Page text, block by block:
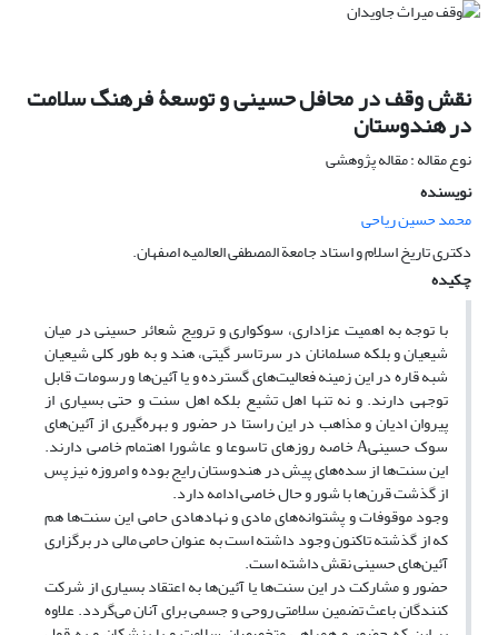
نقش وقف در محافل حسینی و توسعۀ فرهنگ سلامت
در هندوستان
نوع مقاله : مقاله پژوهشی
نویسنده
محمد حسین ریاحی
دکتری تاریخ اسلام و استاد جامعة المصطفی العالمیه اصفهان.
چکیده
با توجه به اهمیت عزاداری، سوکواری و ترویج شعائر حسینی در میان
شیعیان و بلکه مسلمانان در سرتاسر گیتی، هند و به طور کلی شیعیان
شبه قاره در این زمینه فعالیت‌های گسترده و یا آئین‌ها و رسومات قابل
توجهی دارند. و نه تنها اهل تشیع بلکه اهل سنت و حتی بسیاری از
پیروان ادیان و مذاهب در این راستا در حضور و بهره‌گیری از آئین‌های
سوک حسینیA خاصه روزهای تاسوعا و عاشورا اهتمام خاصی دارند.
این سنت‌ها از سده‌های پیش در هندوستان رایج بوده و امروزه نیز پس
از گذشت قرن‌ها با شور و حال خاصی ادامه دارد.
وجود موقوفات و پشتوانه‌های مادی و نهادهادی حامی این سنت‌ها هم
که از گذشته تاکنون وجود داشته است به عنوان حامی مالی در برگزاری
آئین‌های حسینی نقش داشته است.
حضور و مشارکت در این سنت‌ها یا آئین‌ها به اعتقاد بسیاری از شرکت
کنندگان باعث تضمین سلامتی روحی و جسمی برای آنان می‌گردد. علاوه